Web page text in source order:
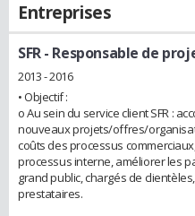
Entreprises
SFR- Responsable de
2013 - 2016
• Objectif :
o Au sein du service client SFR :
nouveaux projets/offres/
coûts des processus
processus interne, améliorer les
grand public, chargés de
prestataires.